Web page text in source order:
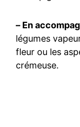
– En
légumes
fleur ou les
crémeuse.